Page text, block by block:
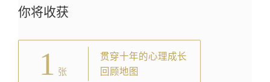
你将收获
1 张
贯穿十年的心理成长
回顾地图